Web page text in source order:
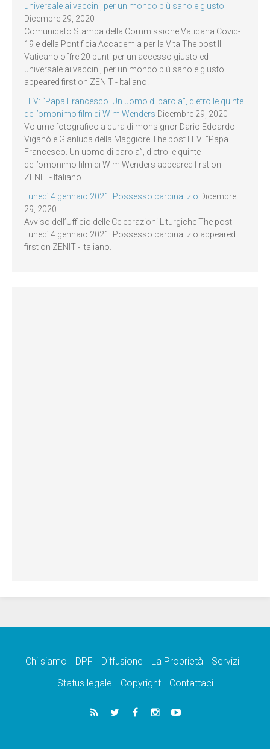
universale ai vaccini, per un mondo più sano e giusto
Dicembre 29, 2020
Comunicato Stampa della Commissione Vaticana Covid-
19 e della Pontificia Accademia per la Vita The post Il
Vaticano offre 20 punti per un accesso giusto ed
universale ai vaccini, per un mondo più sano e giusto
appeared first on ZENIT - Italiano.
LEV: “Papa Francesco. Un uomo di parola”, dietro le quinte
dell’omonimo film di Wim Wenders Dicembre 29, 2020
Volume fotografico a cura di monsignor Dario Edoardo
Viganò e Gianluca della Maggiore The post LEV: “Papa
Francesco. Un uomo di parola”, dietro le quinte
dell’omonimo film di Wim Wenders appeared first on
ZENIT - Italiano.
Lunedì 4 gennaio 2021: Possesso cardinalizio Dicembre
29, 2020
Avviso dell’Ufficio delle Celebrazioni Liturgiche The post
Lunedì 4 gennaio 2021: Possesso cardinalizio appeared
first on ZENIT - Italiano.
Chi siamo DPF Diffusione La Proprietà
Servizi
Status legale
Copyright Contattaci